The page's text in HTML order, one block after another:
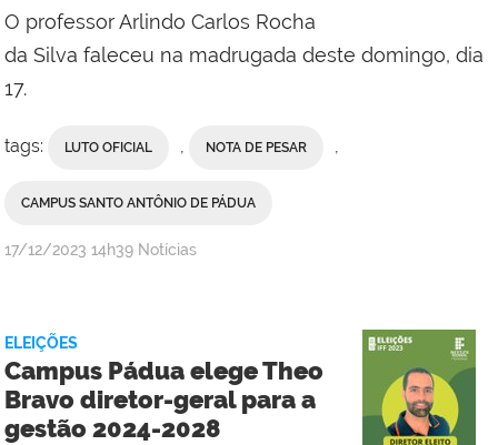
e
Pádua
O professor Arlindo Carlos Rocha
da Silva faleceu na madrugada deste domingo, dia
17.
tags: LUTO OFICIAL , NOTA DE PESAR ,
CAMPUS SANTO ANTÔNIO DE PÁDUA
por
Campus
Bom
Jesus
do
publicado
17/12/2023 14h39 Notícias
ELEIÇÕES
Campus Pádua elege Theo
Bravo diretor-geral para a
gestão 2024-2028